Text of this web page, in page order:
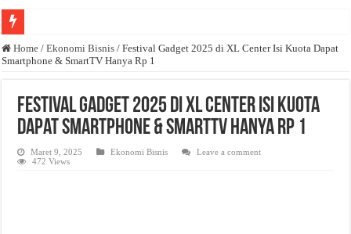
Anda butuh promosi usaha? Kontak ke Email redaksi@bisnisnasional.com
Dibutuhkan Marketing. Lamaran di-email ke redaksi@bisnisnasional.com
Home / Ekonomi Bisnis / Festival Gadget 2025 di XL Center Isi Kuota Dapat
Smartphone & SmartTV Hanya Rp 1
Festival Gadget 2025 di XL Center Isi Kuota
Dapat Smartphone & SmartTV Hanya Rp 1
Maret 9, 2025 Ekonomi Bisnis
Leave a comment
472 Views